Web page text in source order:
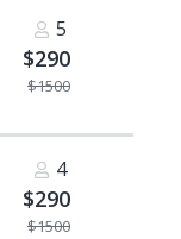
5
$1500
$290
4
$1500
$290